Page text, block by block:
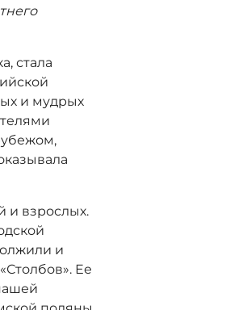
стала
и мудрых
и взрослых.
и
Ее